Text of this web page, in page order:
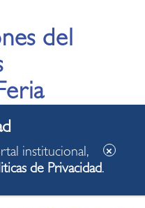
del
institucional,
de Privacidad.